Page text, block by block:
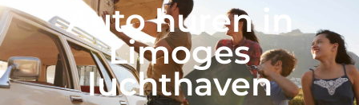
Auto huren in
Limoges
luchthaven